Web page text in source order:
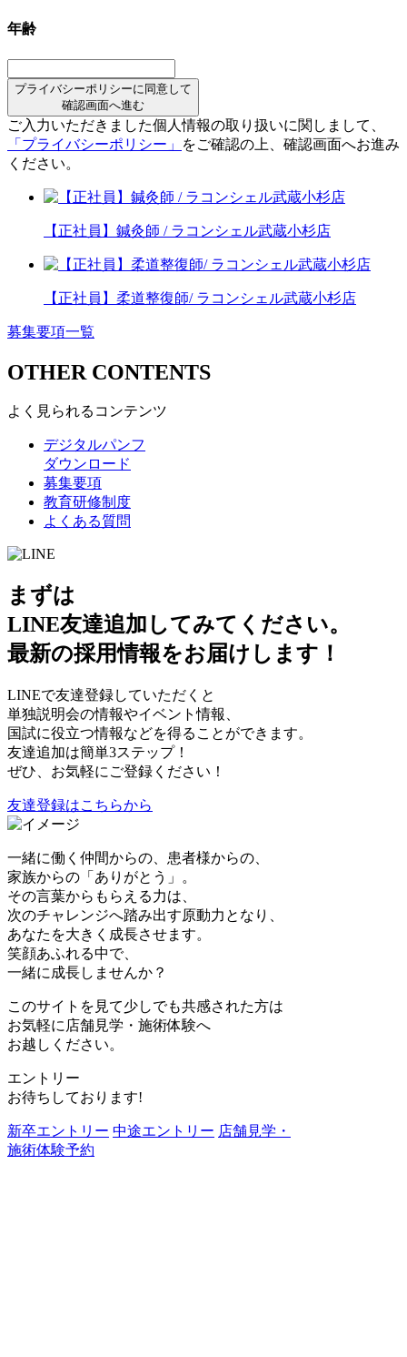
年齢
プライバシーポリシーに同意して
確認画面へ進む
ご入力いただきました個人情報の取り扱いに関しまして、
「プライバシーポリシー」
をご確認の上、確認画面へお進み
ください。
【正社員】鍼灸師 / ラコンシェル武蔵小杉店
【正社員】柔道整復師/ ラコンシェル武蔵小杉店
募集要項一覧
OTHER CONTENTS
よく見られるコンテンツ
デジタルパンフ
ダウンロード
募集要項
教育研修制度
よくある質問
まずは
LINE友達追加してみてください。
最新の採用情報をお届けします！
LINEで友達登録していただくと
単独説明会の情報やイベント情報、
国試に役立つ情報などを得ることができます。
友達追加は簡単3ステップ！
ぜひ、お気軽にご登録ください！
友達登録はこちらから
一緒に働く仲間からの、患者様からの、
家族からの「ありがとう」。
その言葉からもらえる力は、
次のチャレンジへ踏み出す原動力となり、
あなたを大きく成長させます。
笑顔あふれる中で、
一緒に成長しませんか？
このサイトを見て少しでも共感された方は
お気軽に店舗見学・施術体験へ
お越しください。
エントリー
お待ちしております!
新卒エントリー 中途エントリー 店舗見学・
施術体験予約